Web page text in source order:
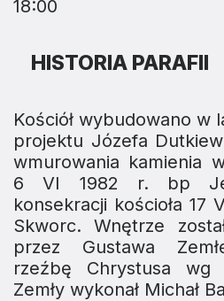
18:00
HISTORIA PARAFII
Kościół wybudowano w
projektu Józefa
wmurowania kamienia
6 VI 1982 r. bp
konsekracji kościoła 17
Skworc. Wnętrze
przez Gustawa
rzeźbę Chrystusa wg
Zemły wykonał Michał